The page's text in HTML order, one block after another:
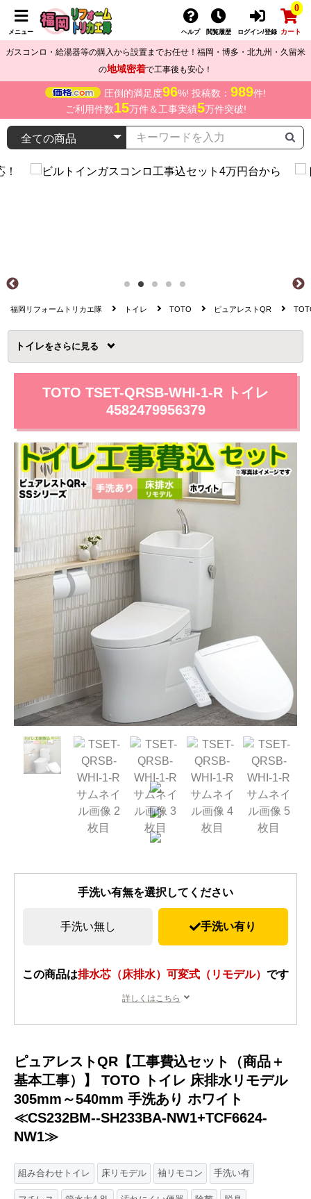
メニュー ヘルプ 閲覧履歴 ログイン/登録
0
カート
ガスコンロ・給湯器等の購入から設置までお任せ！福岡・博多・北九州・久留米
の地域密着で工事後も安心！
圧倒的満足度96%! 投稿数： 989件!
ご利用件数15万件＆工事実績5万件突破!
福岡リフォームトリカエ隊 トイレ TOTO ピュアレストQR
トイレを
TOTO TSET-QRSB-WHI-1-R トイレ
4582479956379
手洗い有無を選択してください
手洗い無し 手洗い有り
この商品は排水芯（床排水）可変式（リモデル） です
詳しくはこちら
ピュアレストQR【工事費込セット（商品＋
基本工事）】 TOTO トイレ 床排水リモデル
305mm～540mm 手洗あり ホワイト
≪CS232BM--SH233BA-NW1+TCF6624-
NW1≫
組み合わせトイレ 床リモデル 袖リモコン 手洗い有